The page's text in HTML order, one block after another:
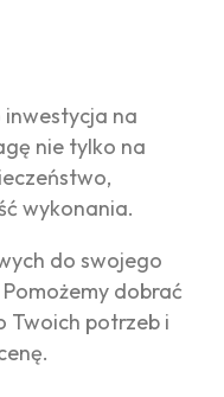
na
nie tylko na
wykonania.
do swojego
dobrać
Twoich potrzeb i